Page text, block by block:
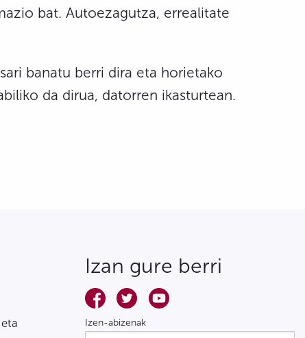
bat. Autoezagutza, errealitate
banatu berri dira eta horietako
da dirua, datorren ikasturtean.
Izan gure berri
Izen-abizenak